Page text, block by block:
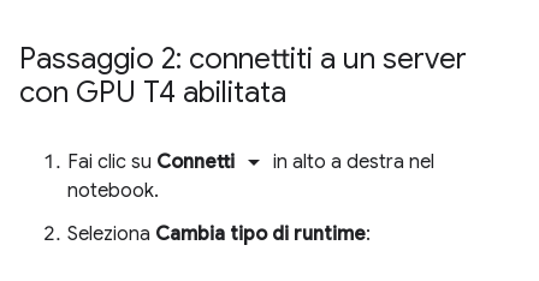
Passaggio 2: connettiti a un server
con GPU T4 abilitata
Fai clic su Connetti arrow_drop_down in alto a destra nel
notebook.
Seleziona Cambia tipo di runtime: